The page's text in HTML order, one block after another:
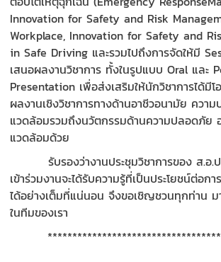
Innovation for Safety and Risk
Workplace, Innovation for Safety and
in Safe Driving และรวมไปถึงการจัดให้มี
เสนอผลงานวิชาการ ทั้งในรูปแบบ Oral และ
Presentation เพื่อส่งเสริมให้นักวิชาการได้มีโ
ผลงานเชิงวิชาการทางด้านอาชีวอนามัย ควา
แวดล้อมรวมถึงนวัตกรรมด้านความปลอดภัย
แวดล้อมด้วย
รับรองว่างานประชุมวิชาการของ ส.อ.
เข้าร่วมงานจะได้รับความรู้ที่เป็นประโยชน์ต่อกา
ได้อย่างเต็มที่แน่นอน จึงขอเชิญชวนทุกท่าน
ในทีมของเรา